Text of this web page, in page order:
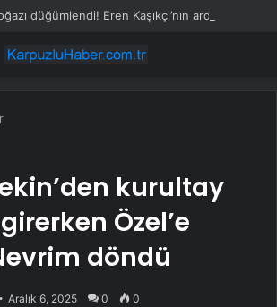
kurultay
Özel’e
döndü
Aralık 6, 2025 0 0